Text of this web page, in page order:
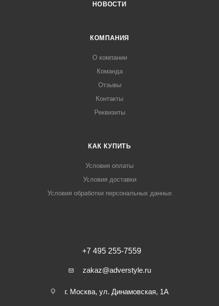
НОВОСТИ
КОМПАНИЯ
О компании
Команда
Отзывы
Контакты
Реквизиты
КАК КУПИТЬ
Условия оплаты
Условия доставки
Условия обработки персональных данных
+7 495 255-7559
zakaz@adverstyle.ru
г. Москва, ул. Динамовская, 1А